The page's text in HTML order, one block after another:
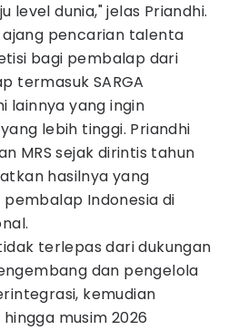
level dunia," jelas Priandhi.
ajang pencarian talenta
bagi pembalap dari
termasuk SARGA
lainnya yang ingin
lebih tinggi. Priandhi
MRS sejak dirintis tahun
hasilnya yang
Indonesia di
terlepas dari dukungan
dan pengelola
kemudian
musim 2026